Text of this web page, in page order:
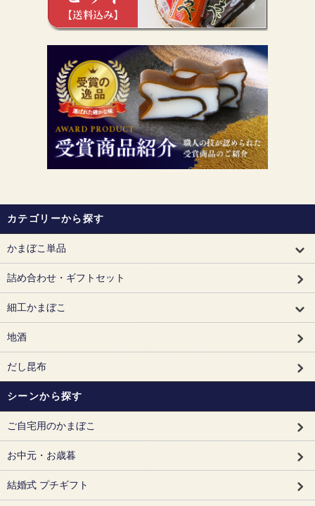
カテゴリーから探す
かまぼこ単品
詰め合わせ・ギフトセット
細工かまぼこ
地酒
だし昆布
シーンから探す
ご自宅用のかまぼこ
お中元・お歳暮
結婚式 プチギフト